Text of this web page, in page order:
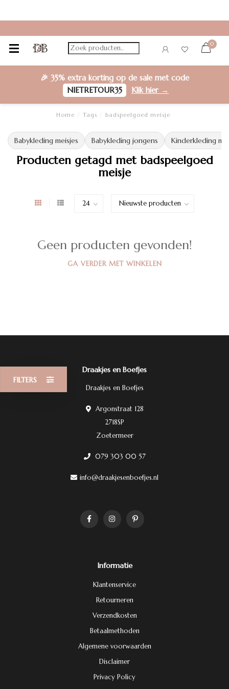
0
🎉 35% extra kortingop de sale met code
NIETRETOUR35
Klik hier →
Home Tags badspeelgoed meisje
Babykleding meisjes Babykleding jongens Kinderkleding
Producten getagd met badspeelgoed
meisje
FILTERS
Geen producten gevonden!
GA VERDER MET WINKELEN
Draakjes en Boefjes
Draakjes en Boefjes
Argonstraat 128
2718SP
Zoetermeer
079 303 00 57
info@draakjesenboefjes.nl
Informatie
Klantenservice
Retourneren
Verzendkosten
Betaalmethoden
Algemene voorwaarden
Disclaimer
Privacy Policy